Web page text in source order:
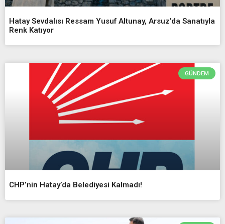
Hatay Sevdalısı Ressam Yusuf Altunay, Arsuz’da Sanatıyla
Renk Katıyor
GÜNDEM
CHP’nin Hatay’da Belediyesi Kalmadı!